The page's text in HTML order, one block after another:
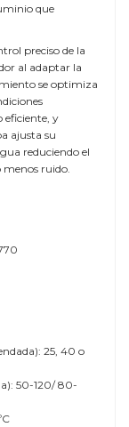
que
preciso de la
al adaptar la
se optimiza
y
ajusta su
reduciendo el
ruido.
25, 40 o
50-120/ 80-